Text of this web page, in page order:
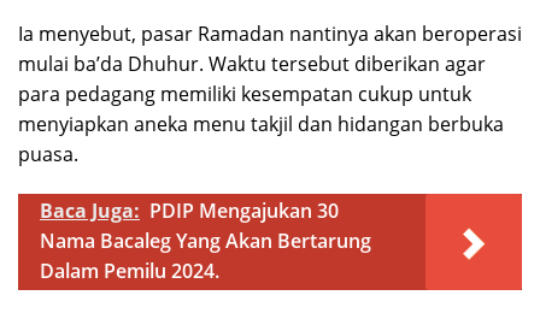
Ia menyebut, pasar Ramadan nantinya akan beroperasi
mulai ba’da Dhuhur. Waktu tersebut diberikan agar
para pedagang memiliki kesempatan cukup untuk
menyiapkan aneka menu takjil dan hidangan berbuka
puasa.
Baca Juga: PDIP Mengajukan 30
Nama Bacaleg Yang Akan Bertarung
Dalam Pemilu 2024.